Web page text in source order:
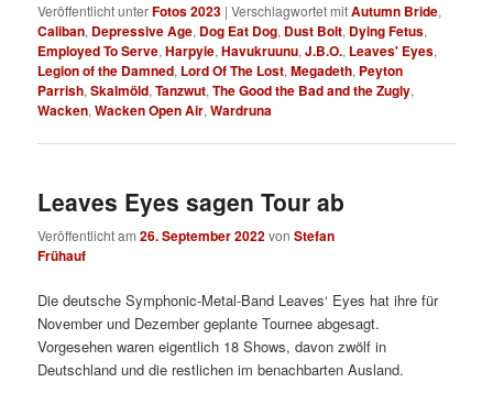
Veröffentlicht unterFotos 2023 |Verschlagwortet mitAutumn Bride,
Caliban, Depressive Age, Dog Eat Dog, Dust Bolt, Dying Fetus,
Employed To Serve,Harpyie,Havukruunu,J.B.O., Leaves' Eyes,
Legion of the Damned, Lord Of The Lost,Megadeth, Peyton
Parrish,Skalmöld,Tanzwut,The Good the Bad and the Zugly,
Wacken,Wacken Open Air,Wardruna
Leaves Eyes sagen Tour ab
Veröffentlicht am26. September 2022vonStefan
Frühauf
Die deutsche Symphonic-Metal-Band Leaves‘ Eyes hat ihre für
November und Dezember geplante Tournee abgesagt.
Vorgesehen waren eigentlich 18 Shows, davon zwölf in
Deutschland und die restlichen im benachbarten Ausland.